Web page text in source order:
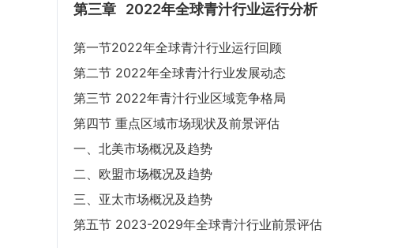
第三章 2022年全球青汁行业运行分析
第一节2022年全球青汁行业运行回顾
第二节 2022年全球青汁行业发展动态
第三节 2022年青汁行业区域竞争格局
第四节 重点区域市场现状及前景评估
一、北美市场概况及趋势
二、欧盟市场概况及趋势
三、亚太市场概况及趋势
第五节 2023-2029年全球青汁行业前景评估